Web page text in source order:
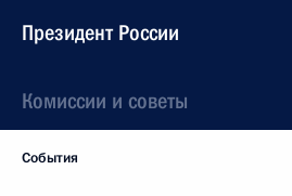
Президент России
Комиссии и советы
События